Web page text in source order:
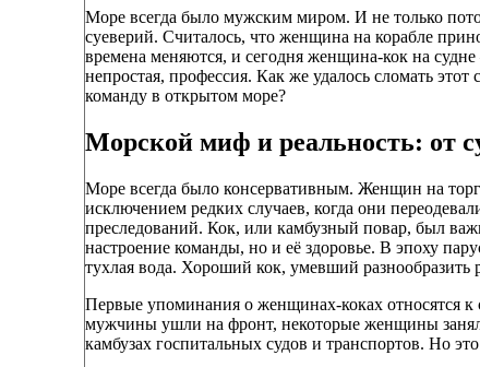
Море всегда было мужским миром. И не только
суеверий. Считалось, что женщина на корабле
времена меняются, и сегодня женщина-кок на
непростая, профессия. Как же удалось сломать
команду в открытом море?
Морской миф и реальность: от
Море всегда было консервативным. Женщин на
исключением редких случаев, когда они
преследований. Кок, или камбузный повар, был
настроение команды, но и её здоровье. В эпоху
тухлая вода. Хороший кок, умевший
Первые упоминания о женщинах-коках относятся
мужчины ушли на фронт, некоторые женщины
камбузах госпитальных судов и транспортов. Но